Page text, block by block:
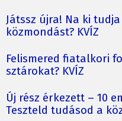
Játssz újra! Na ki
közmondást? KVÍZ
Felismered fiatalkori
sztárokat? KVÍZ
Új rész érkezett – 10
Teszteld tudásod a